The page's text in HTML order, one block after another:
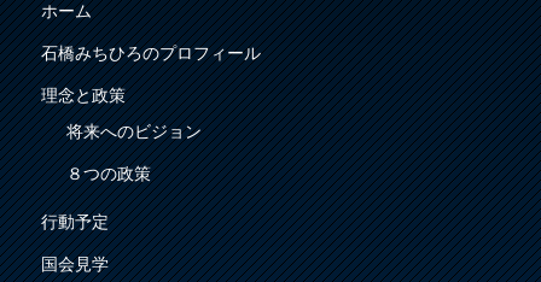
ホーム
石橋みちひろのプロフィール
理念と政策
将来へのビジョン
８つの政策
行動予定
国会見学